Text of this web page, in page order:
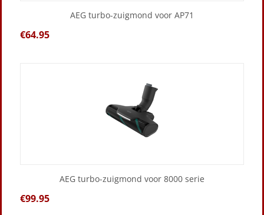
AEG turbo-zuigmond voor AP71
€64.95
AEG turbo-zuigmond voor 8000 serie
€99.95